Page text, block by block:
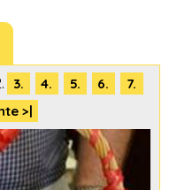
3. 4. 5. 6.
7.
>|